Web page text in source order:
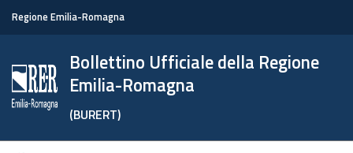
Regione Emilia-Romagna
Bollettino Ufficiale della Regione
Emilia-Romagna
(BURERT)